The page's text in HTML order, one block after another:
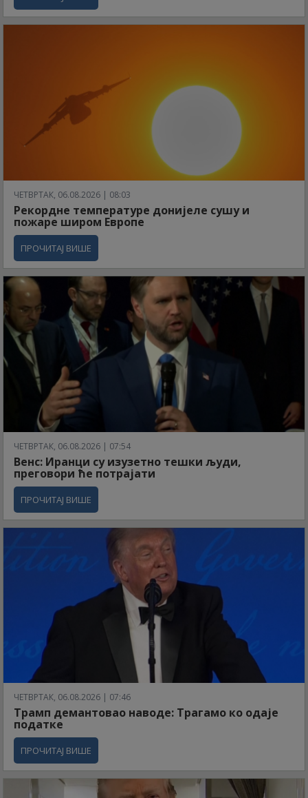
ЧЕТВРТАК, 06.08.2026 | 08:03
Рекордне температуре донијеле сушу и
пожаре широм Европе
ПРОЧИТАЈ ВИШЕ
ЧЕТВРТАК, 06.08.2026 | 07:54
Венс: Иранци су изузетно тешки људи,
преговори ће потрајати
ПРОЧИТАЈ ВИШЕ
ЧЕТВРТАК, 06.08.2026 | 07:46
Трамп демантовао наводе: Трагамо ко одаје
податке
ПРОЧИТАЈ ВИШЕ